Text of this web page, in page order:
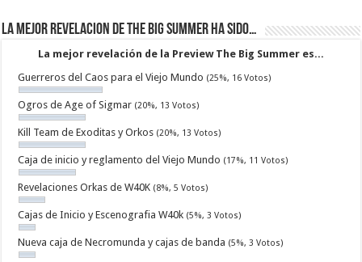
La mejor revelacion de The Big Summer ha sido…
La mejor revelación de la Preview The Big Summer es...
Guerreros del Caos para el Viejo Mundo (25%, 16 Votos)
Ogros de Age of Sigmar (20%, 13 Votos)
Kill Team de Exoditas y Orkos (20%, 13 Votos)
Caja de inicio y reglamento del Viejo Mundo (17%, 11 Votos)
Revelaciones Orkas de W40K (8%, 5 Votos)
Cajas de Inicio y Escenografia W40k (5%, 3 Votos)
Nueva caja de Necromunda y cajas de banda (5%, 3 Votos)